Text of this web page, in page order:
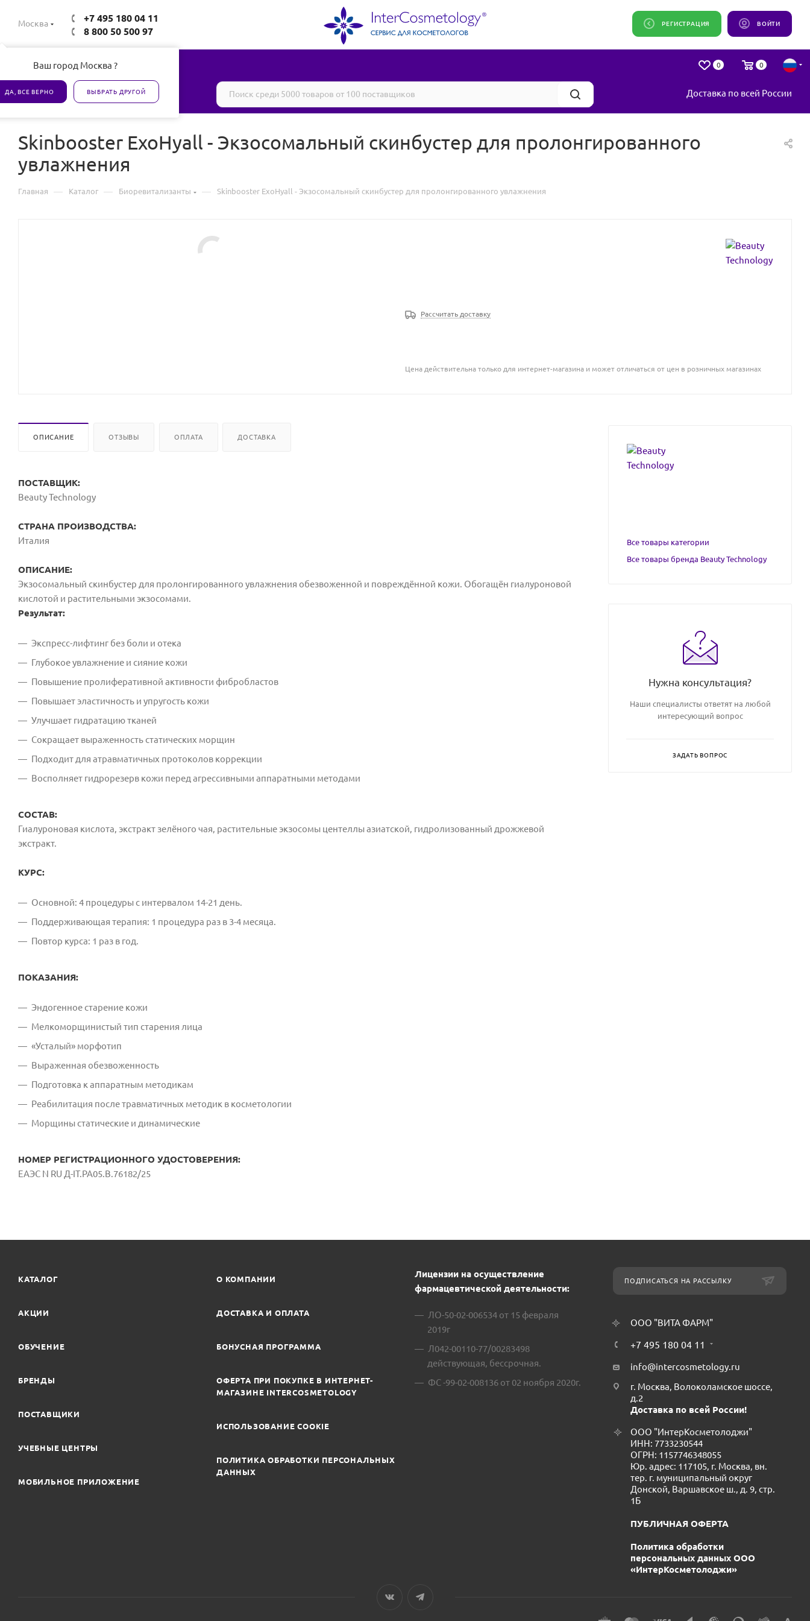
Москва
Ваш город Москва ?
ДА, ВСЕ ВЕРНО ВЫБРАТЬ ДРУГОЙ
+7 495 180 04 11
8 800 50 500 97
ВОЙТИ
РЕГИСТРАЦИЯ
0 0
Все товары сертифицированы Доставка по всей России
Skinbooster ExoHyall - Экзосомальный скинбустер для пролонгированного
увлажнения
Главная — Каталог — Биоревитализанты — Skinbooster ExoHyall - Экзосомальный скинбустер для пролонгированного увлажнения
Рассчитать доставку
Цена действительна только для интернет-магазина и может отличаться от цен в розничных магазинах
ОПИСАНИЕ ОТЗЫВЫ ОПЛАТА ДОСТАВКА
ПОСТАВЩИК:
Beauty Technology
СТРАНА ПРОИЗВОДСТВА:
Италия
ОПИСАНИЕ:
Экзосомальный скинбустер для пролонгированного увлажнения обезвоженной и повреждённой кожи. Обогащён гиалуроновой
кислотой и растительными экзосомами.
Результат:
Экспресс-лифтинг без боли и отека
Глубокое увлажнение и сияние кожи
Повышение пролиферативной активности фибробластов
Повышает эластичность и упругость кожи
Улучшает гидратацию тканей
Сокращает выраженность статических морщин
Подходит для атравматичных протоколов коррекции
Восполняет гидрорезерв кожи перед агрессивными аппаратными методами
СОСТАВ:
Гиалуроновая кислота, экстракт зелёного чая, растительные экзосомы центеллы азиатской, гидролизованный дрожжевой
экстракт.
КУРС:
Основной: 4 процедуры с интервалом 14-21 день.
Поддерживающая терапия: 1 процедура раз в 3-4 месяца.
Повтор курса: 1 раз в год.
ПОКАЗАНИЯ:
Эндогенное старение кожи
Мелкоморщинистый тип старения лица
«Усталый» морфотип
Выраженная обезвоженность
Подготовка к аппаратным методикам
Реабилитация после травматичных методик в косметологии
Морщины статические и динамические
НОМЕР РЕГИСТРАЦИОННОГО УДОСТОВЕРЕНИЯ:
ЕАЭС N RU Д-IT.РА05.В.76182/25
Все товары категории
Все товары бренда Beauty Technology
Нужна консультация?
Наши специалисты ответят на любой
интересующий вопрос
ЗАДАТЬ ВОПРОС
КАТАЛОГ
АКЦИИ
ОБУЧЕНИЕ
БРЕНДЫ
ПОСТАВЩИКИ
УЧЕБНЫЕ ЦЕНТРЫ
МОБИЛЬНОЕ ПРИЛОЖЕНИЕ
О КОМПАНИИ
ДОСТАВКА И ОПЛАТА
БОНУСНАЯ ПРОГРАММА
ОФЕРТА ПРИ ПОКУПКЕ В ИНТЕРНЕТ-
МАГАЗИНЕ INTERCOSMETOLOGY
ИСПОЛЬЗОВАНИЕ COOKIE
ПОЛИТИКА ОБРАБОТКИ ПЕРСОНАЛЬНЫХ
ДАННЫХ
Лицензии на осуществление
фармацевтической деятельности:
ЛО-50-02-006534 от 15 февраля
2019г
Л042-00110-77/00283498
действующая, бессрочная.
ФС -99-02-008136 от 02 ноября 2020г.
ПОДПИСАТЬСЯ НА РАССЫЛКУ
ООО "ВИТА ФАРМ"
+7 495 180 04 11
info@intercosmetology.ru
г. Москва, Волоколамское шоссе,
д.2
Доставка по всей России!
ООО "ИнтерКосметолоджи"
ИНН: 7733230544
ОГРН: 1157746348055
Юр. адрес: 117105, г. Москва, вн.
тер. г. муниципальный округ
Донской, Варшавское ш., д. 9, стр.
1Б
ПУБЛИЧНАЯ ОФЕРТА
Политика обработки
персональных данных ООО
«ИнтерКосметолоджи»